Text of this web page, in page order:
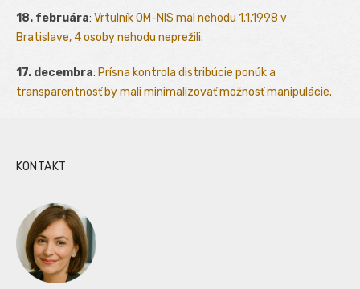
18. februára: Vrtulník OM-NIS mal nehodu 1.1.1998 v
Bratislave, 4 osoby nehodu neprežili.
17. decembra: Prísna kontrola distribúcie ponúk a
transparentnosť by mali minimalizovať možnosť manipulácie.
KONTAKT